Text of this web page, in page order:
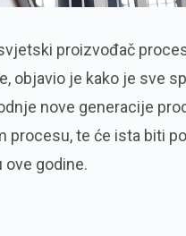
proizvođač
objavio je kako je sve
nove generacije
procesu, te će ista biti
ove godine.